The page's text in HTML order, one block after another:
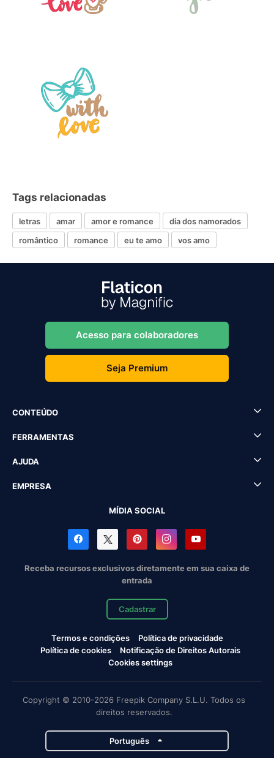
Tags relacionadas
letras amar amor e romance
dia dos namorados
romântico
romance eu te amo vos amo
Acesso para colaboradores
Seja Premium
CONTEÚDO
FERRAMENTAS
AJUDA
EMPRESA
MÍDIA SOCIAL
Receba recursos exclusivos diretamente em sua caixa de
entrada
Cadastrar
Termos e condições
Política de privacidade
Política de cookies
Notificação de Direitos Autorais
Cookies settings
Copyright © 2010-2026 Freepik Company S.L.U. Todos os
direitos reservados.
Português